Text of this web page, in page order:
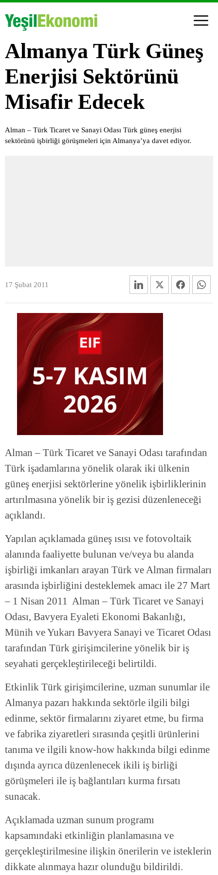
Almanya Türk Güneş
Enerjisi Sektörünü
Misafir Edecek
Alman – Türk Ticaret ve Sanayi Odası Türk güneş enerjisi
sektörünü işbirliği görüşmeleri için Almanya’ya davet ediyor.
17 Şubat 2011
Alman – Türk Ticaret ve Sanayi Odası tarafından
Türk işadamlarına yönelik olarak iki ülkenin
güneş enerjisi sektörlerine yönelik işbirliklerinin
artırılmasına yönelik bir iş gezisi düzenleneceği
açıklandı.
Yapılan açıklamada güneş ısısı ve fotovoltaik
alanında faaliyette bulunan ve/veya bu alanda
işbirliği imkanları arayan Türk ve Alman firmaları
arasında işbirliğini desteklemek amacı ile 27 Mart
– 1 Nisan 2011 Alman – Türk Ticaret ve Sanayi
Odası, Bavyera Eyaleti Ekonomi Bakanlığı,
Münih ve Yukarı Bavyera Sanayi ve Ticaret Odası
tarafından Türk girişimcilerine yönelik bir iş
seyahati gerçekleştirileceği belirtildi.
Etkinlik Türk girişimcilerine, uzman sunumlar ile
Almanya pazarı hakkında sektörle ilgili bilgi
edinme, sektör firmalarını ziyaret etme, bu firma
ve fabrika ziyaretleri sırasında çeşitli ürünlerini
tanıma ve ilgili know-how hakkında bilgi edinme
dışında ayrıca düzenlenecek ikili iş birliği
görüşmeleri ile iş bağlantıları kurma fırsatı
sunacak.
Açıklamada uzman sunum programı
kapsamındaki etkinliğin planlamasına ve
gerçekleştirilmesine ilişkin önerilerin ve isteklerin
dikkate alınmaya hazır olunduğu bildirildi.